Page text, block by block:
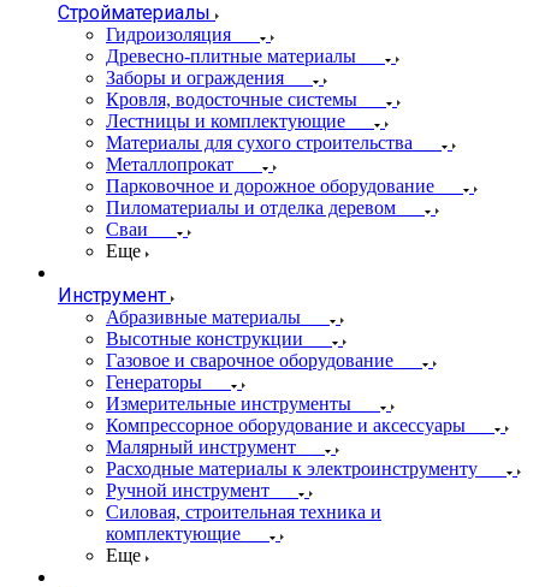
Стройматериалы
Гидроизоляция
Древесно-плитные материалы
Заборы и ограждения
Кровля, водосточные системы
Лестницы и комплектующие
Материалы для сухого строительства
Металлопрокат
Парковочное и дорожное оборудование
Пиломатериалы и отделка деревом
Сваи
Еще
Инструмент
Абразивные материалы
Высотные конструкции
Газовое и сварочное оборудование
Генераторы
Измерительные инструменты
Компрессорное оборудование и аксессуары
Малярный инструмент
Расходные материалы к электроинструменту
Ручной инструмент
Силовая, строительная техника и
комплектующие
Еще